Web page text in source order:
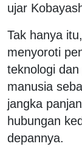
ujar
Tak hanya
menyoroti
teknologi
manusia
jangka
hubungan
depannya.